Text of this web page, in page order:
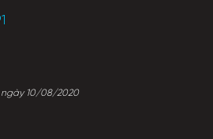
ngày 10/08/2020